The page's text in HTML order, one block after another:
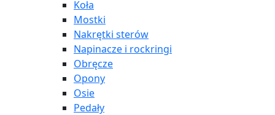
Koła
Mostki
Nakrętki sterów
Napinacze i rockringi
Obręcze
Opony
Osie
Pedały